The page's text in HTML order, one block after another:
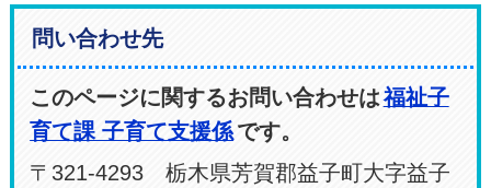
問い合わせ先
このページに関するお問い合わせは福祉子
育て課 子育て支援係です。
〒321-4293 栃木県芳賀郡益子町大字益子